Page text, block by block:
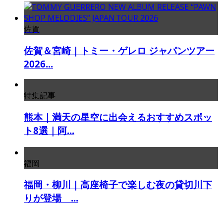
佐賀
佐賀＆宮崎｜トミー・ゲレロ ジャパンツアー
2026...
特集記事
熊本｜満天の星空に出会えるおすすめスポッ
ト8選｜阿...
福岡
福岡・柳川｜高座椅子で楽しむ夜の貸切川下
りが登場 ...